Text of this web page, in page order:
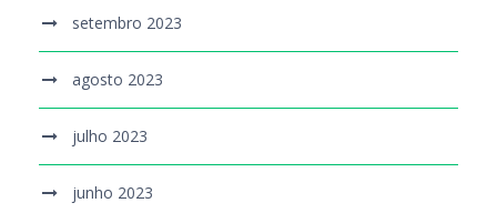
setembro 2023
agosto 2023
julho 2023
junho 2023